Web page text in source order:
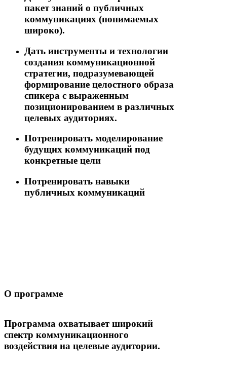
пакет знаний о публичных
коммуникациях (понимаемых
широко).
Дать инструменты и технологии
создания коммуникационной
стратегии, подразумевающей
формирование целостного образа
спикера с выраженным
позиционированием в различных
целевых аудиториях.
Потренировать моделирование
будущих коммуникаций под
конкретные цели
Потренировать навыки
публичных коммуникаций
О программе
Программа охватывает широкий
спектр коммуникационного
воздействия на целевые аудитории.